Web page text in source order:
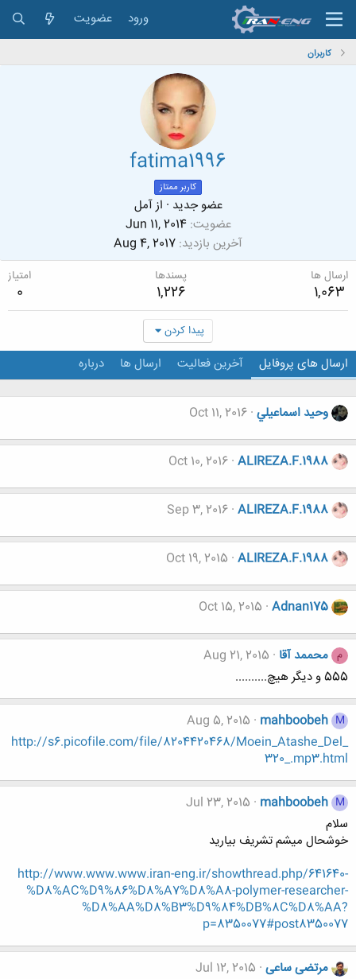
ورود عضویت
کاربران
fatima1996
کاربر ممتاز
عضو جدید · ازآمل
عضویت Jun 11, 2014
آخرین بازدید Aug 4, 2017
ارسال ها
1,063
پسندها
1,226
امتیاز
0
پیدا کردن
ارسال های پروفایل آخرین فعالیت ارسال ها درباره
وحيد اسماعيلي Oct 11, 2016
ALIREZA.F.1988
Oct 10, 2016
ALIREZA.F.1988
Sep 3, 2016
ALIREZA.F.1988
Oct 19, 2015
Adnan175
Oct 15, 2015
م محممد آقا Aug 21, 2015
555 و دیگر هیچ..........
M
mahboobeh
Aug 5, 2015
http://s6.picofile.com/file/8204420468/Moein_Atashe_Del_
320_.mp3.html
M
mahboobeh
Jul 23, 2015
سلام
خوشحال میشم تشریف بیارید
http://www.www.www.iran-eng.ir/showthread.php/641640-
%D8%AC%D9%86%D8%A7%D8%A8-polymer-researcher-
%D8%AA%D8%B3%D9%84%DB%8C%D8%AA?
p=8350077#post8350077
مرتضی ساعی Jul 12, 2015